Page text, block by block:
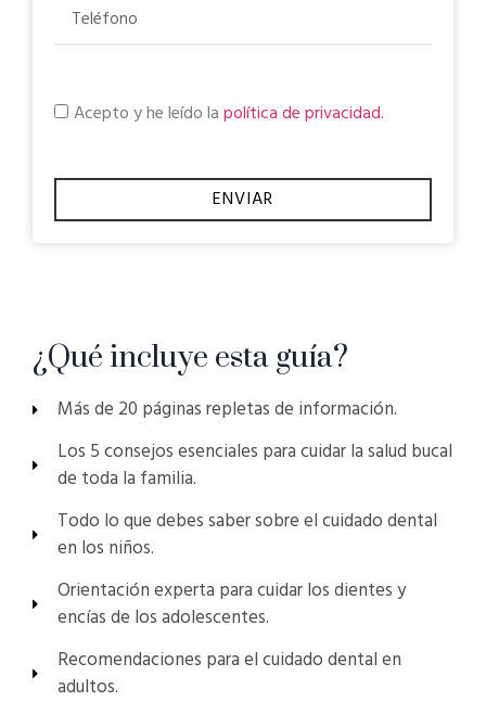
Acepto y he leído lapolítica de privacidad.
ENVIAR
¿Qué incluye esta guía?
Más de 20 páginas repletas de información.
Los 5 consejos esenciales para cuidar la salud bucal
de toda la familia.
Todo lo que debes saber sobre el cuidado dental
en los niños.
Orientación experta para cuidar los dientes y
encías de los adolescentes.
Recomendaciones para el cuidado dental en
adultos.